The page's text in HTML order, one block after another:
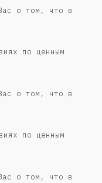
о том, что в
по ценным
о том, что в
по ценным
о том, что в